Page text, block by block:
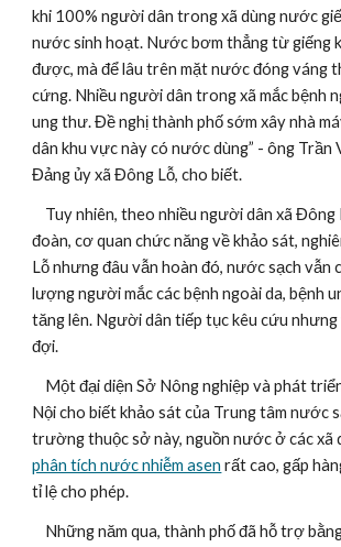
khi 100% người dân trong xã dùng nước
nước sinh hoạt. Nước bơm thẳng từ giếng
được, mà để lâu trên mặt nước đóng váng
cứng. Nhiều người dân trong xã mắc bệnh
ung thư. Đề nghị thành phố sớm xây nhà
dân khu vực này có nước dùng” - ông Trần
Đảng ủy xã Đông Lỗ, cho biết.
đoàn, cơ quan chức năng về khảo sát,
Lỗ nhưng đâu vẫn hoàn đó, nước sạch vẫn
lượng người mắc các bệnh ngoài da, bệnh
tăng lên. Người dân tiếp tục kêu cứu
đợi.
Nội cho biết khảo sát của Trung tâm nước
phân tích nước nhiễm asen rất cao, gấp
tỉ lệ cho phép.